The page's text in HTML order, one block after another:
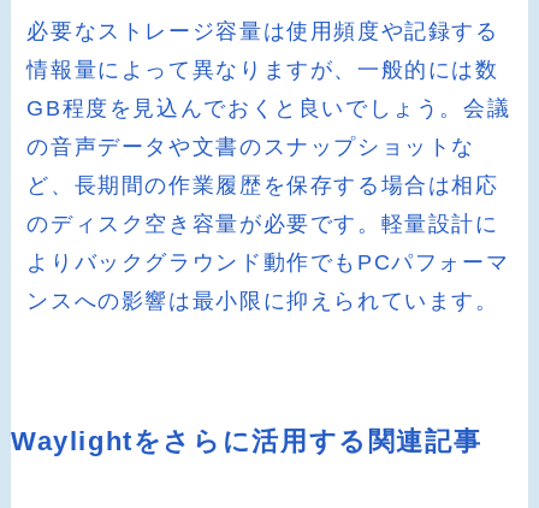
必要なストレージ容量は使用頻度や記録する
情報量によって異なりますが、一般的には数
GB程度を見込んでおくと良いでしょう。会議
の音声データや文書のスナップショットな
ど、長期間の作業履歴を保存する場合は相応
のディスク空き容量が必要です。軽量設計に
よりバックグラウンド動作でもPCパフォーマ
ンスへの影響は最小限に抑えられています。
Waylightをさらに活用する関連記事